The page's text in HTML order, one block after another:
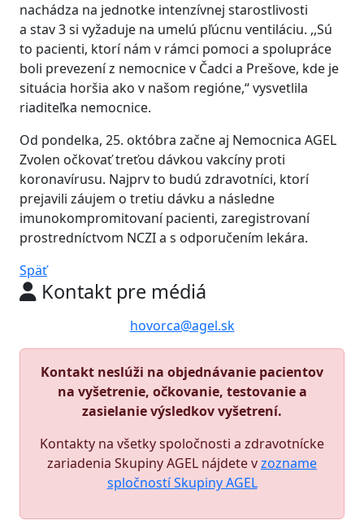
nachádza na jednotke intenzívnej starostlivosti
a stav 3 si vyžaduje na umelú pľúcnu ventiláciu. ,,Sú
to pacienti, ktorí nám v rámci pomoci a spolupráce
boli prevezení z nemocnice v Čadci a Prešove, kde je
situácia horšia ako v našom regióne,“ vysvetlila
riaditeľka nemocnice.
Od pondelka, 25. októbra začne aj Nemocnica AGEL
Zvolen očkovať treťou dávkou vakcíny proti
koronavírusu. Najprv to budú zdravotníci, ktorí
prejavili záujem o tretiu dávku a následne
imunokompromitovaní pacienti, zaregistrovaní
prostredníctvom NCZI a s odporučením lekára.
Späť
Kontakt pre médiá
hovorca@agel.sk
Kontakt neslúži na objednávanie pacientov
na vyšetrenie, očkovanie, testovanie a
zasielanie výsledkov vyšetrení.
Kontakty na všetky spoločnosti a zdravotnícke
zariadenia Skupiny AGEL nájdete vzozname
spločností Skupiny AGEL